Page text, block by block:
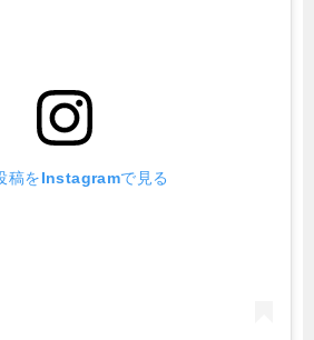
稿をInstagramで見る